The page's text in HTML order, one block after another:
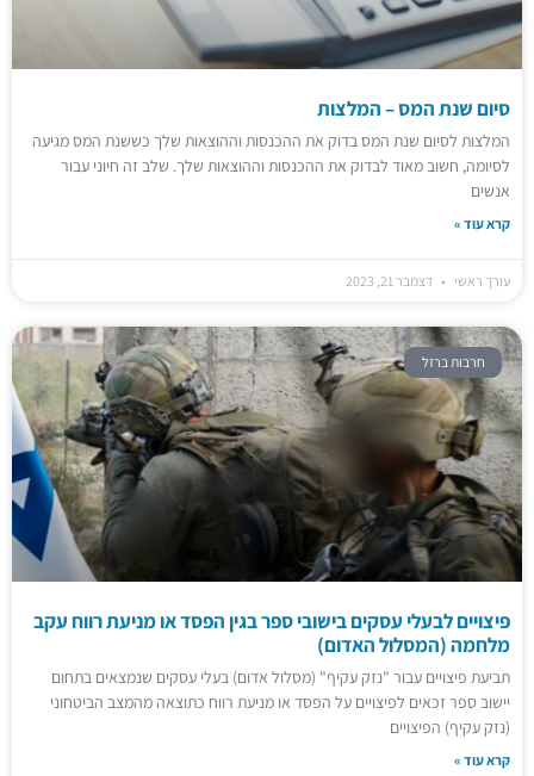
סיום שנת המס – המלצות
המלצות לסיום שנת המס בדוק את ההכנסות וההוצאות שלך כששנת המס מגיעה
לסיומה, חשוב מאוד לבדוק את ההכנסות וההוצאות שלך. שלב זה חיוני עבור
אנשים
קרא עוד »
עורך ראשי דצמבר 21, 2023
חרבות ברזל
פיצויים לבעלי עסקים בישובי ספר בגין הפסד או מניעת רווח עקב
מלחמה (המסלול האדום)
תביעת פיצויים עבור "נזק עקיף" (מסלול אדום) בעלי עסקים שנמצאים בתחום
יישוב ספר זכאים לפיצויים על הפסד או מניעת רווח כתוצאה מהמצב הביטחוני
(נזק עקיף) הפיצויים
קרא עוד »